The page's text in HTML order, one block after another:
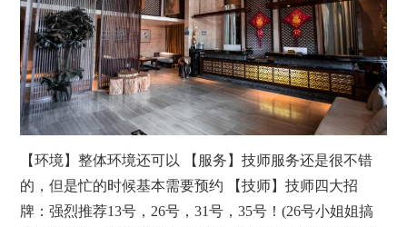
【环境】整体环境还可以 【服务】技师服务还是很不错
的，但是忙的时候基本需要预约 【技师】技师四大招
牌：强烈推荐13号，26号，31号，35号！(26号小姐姐搞